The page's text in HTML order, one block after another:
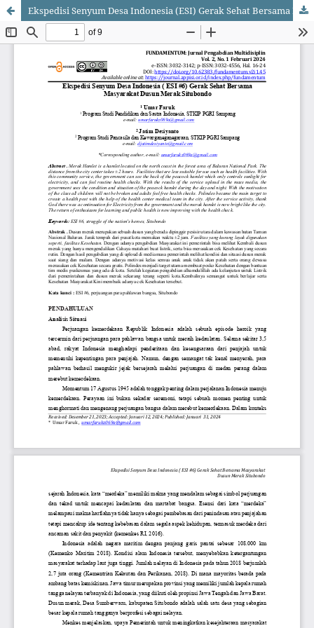
Ekspedisi Senyum Desa Indonesia (ESI) Gerak Sehat Bersama Masyarakat Dusun Merak Situbondo